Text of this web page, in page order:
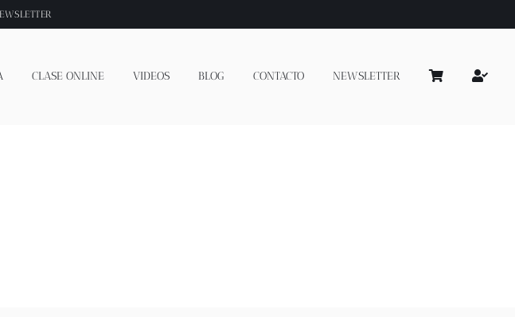
CLASE ONLINE VIDEOS BLOG CONTACTO NEWSLETTER